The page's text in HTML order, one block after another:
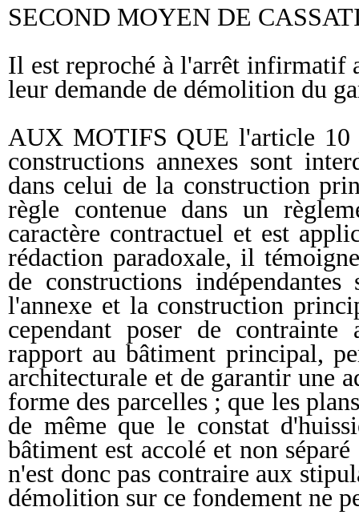
SECOND MOYEN DE
Il est reproché à l'arrêt infirmatif
leur demande de démolition du
AUX MOTIFS QUE l'article 10
constructions annexes sont
dans celui de la construction
règle contenue dans un
caractère contractuel et est
rédaction paradoxale, il
de constructions
l'annexe et la construction
cependant poser de
rapport au bâtiment principal,
architecturale et de garantir une
forme des parcelles ; que les
de même que le constat
bâtiment est accolé et non
n'est donc pas contraire aux
démolition sur ce fondement ne